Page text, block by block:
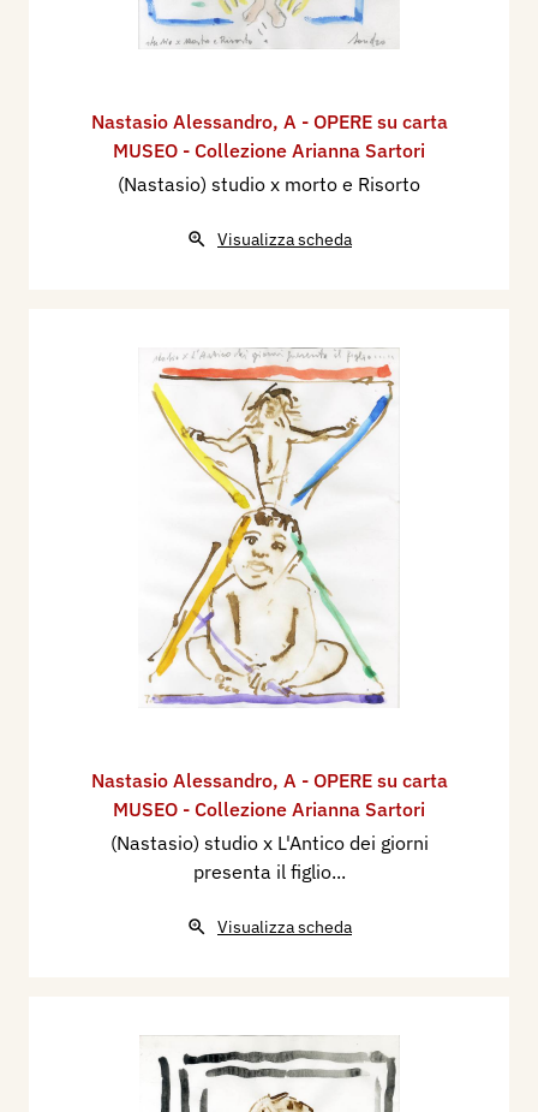
Nastasio Alessandro, A - OPERE su carta
MUSEO - Collezione Arianna Sartori
(Nastasio) studio x morto e Risorto
Visualizza scheda
Nastasio Alessandro, A - OPERE su carta
MUSEO - Collezione Arianna Sartori
(Nastasio) studio x L'Antico dei giorni
presenta il figlio...
Visualizza scheda